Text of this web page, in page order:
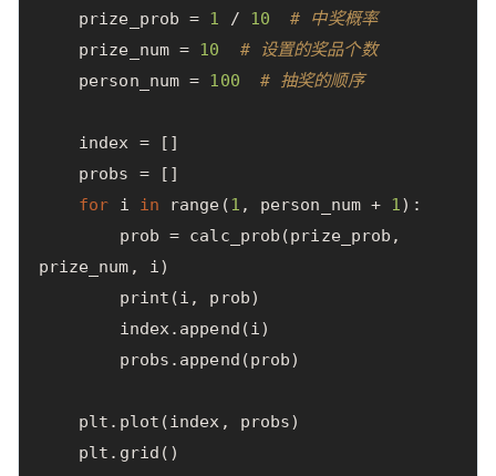
prize_prob = 1 / 10
# 中奖概率
prize_num = 10
# 设置的奖品个数
person_num = 100 # 抽奖的顺序
index =
[]
probs
=
[]
for
i in range (1 , person_num + 1):
prob = calc_prob (prize_prob ,
prize_num , i)
print (i , prob)
index. append (i)
probs . append (prob)
plt . plot (index , probs)
plt . grid ()